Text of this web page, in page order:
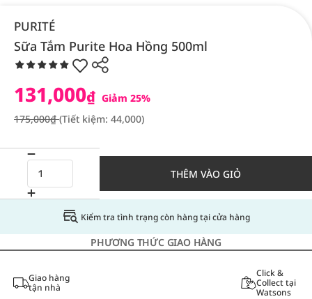
PURITÉ
Sữa Tắm Purite Hoa Hồng 500ml
131,000₫ Giảm 25%
175,000₫(Tiết kiệm: 44,000)
THÊM VÀO GIỎ
Kiểm tra tình trạng còn hàng tại cửa hàng
PHƯƠNG THỨC GIAO HÀNG
Giao hàng
tận nhà
Click &
Collect tại
Watsons